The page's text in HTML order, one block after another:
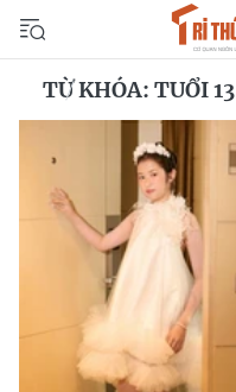
TỪ KHÓA: TUỔI 13